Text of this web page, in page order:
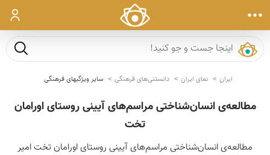
ورود
جست و
ایران نمای ایران دانستنی‌های فرهنگی سایر ویژگیهای فرهنگی
مطالعه‌ی انسان‌شناختی مراسم‌های آیینی روستای اورامان
تخت
مطالعه‌ی انسان‌شناختی مراسم‌های آیینی روستای اورامان تخت امیر